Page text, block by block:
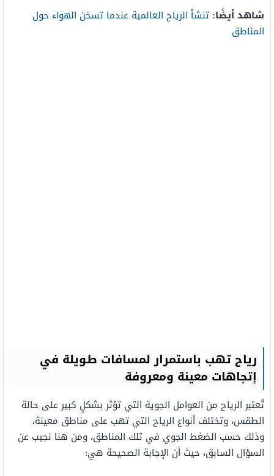
شاهد أيضًا: تنشأ الرياح العالمية عندما تسخن الهواء حول
المناطق
رياح تهب باستمرار لمسافات طويلة في
إتجاهات معينة ومعروفة
تُعتبر الرياح من العوامل الجوية التي تؤثر بشكلٍ كبير على حالة
الطقس، وتختلف أنواع الرياح التي تهب على مناطق معينة،
وذلك حسب الضغط الجوي في تلك المناطق، ومن هنا نجيب عن
السؤال السابق، حيث أن الإجابة الصحيحة هي: